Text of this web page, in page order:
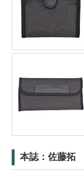
本誌：佐藤拓